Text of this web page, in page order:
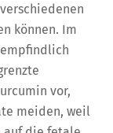
können. Im
vor,
meiden, weil